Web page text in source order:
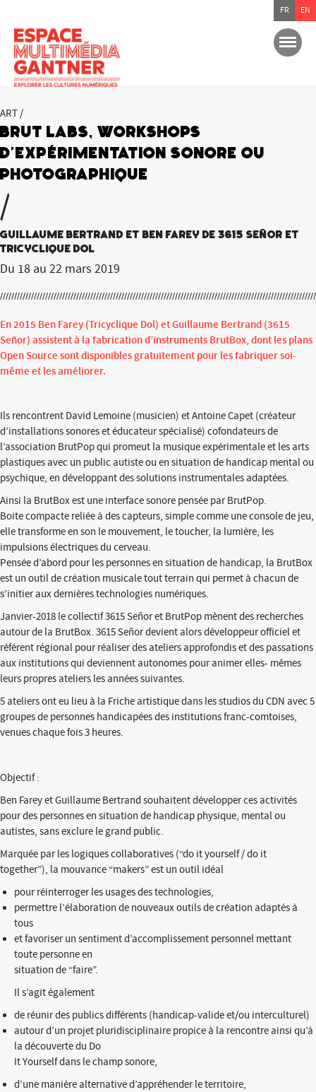
ART /
Brut Labs, Workshops
d’expérimentation sonore ou
photographique
/
Guillaume Bertrand et Ben farey de 3615 Señor et
Tricyclique Dol
Du 18 au 22 mars 2019
En 2015 Ben Farey (Tricyclique Dol) et Guillaume Bertrand (3615
Señor) assistent à la fabrication d’instruments BrutBox, dont les plans
Open Source sont disponibles gratuitement pour les fabriquer soi-
même et les améliorer.
Ils rencontrent David Lemoine (musicien) et Antoine Capet (créateur
d’installations sonores et éducateur spécialisé) cofondateurs de
l’association BrutPop qui promeut la musique expérimentale et les arts
plastiques avec un public autiste ou en situation de handicap mental ou
psychique, en développant des solutions instrumentales adaptées.
Ainsi la BrutBox est une interface sonore pensée par BrutPop.
Boite compacte reliée à des capteurs, simple comme une console de jeu,
elle transforme en son le mouvement, le toucher, la lumière, les
impulsions électriques du cerveau.
Pensée d’abord pour les personnes en situation de handicap, la BrutBox
est un outil de création musicale tout terrain qui permet à chacun de
s’initier aux dernières technologies numériques.
Janvier-2018 le collectif 3615 Señor et BrutPop mènent des recherches
autour de la BrutBox. 3615 Señor devient alors développeur officiel et
référent régional pour réaliser des ateliers approfondis et des passations
aux institutions qui deviennent autonomes pour animer elles- mêmes
leurs propres ateliers les années suivantes.
5 ateliers ont eu lieu à la Friche artistique dans les studios du CDN avec 5
groupes de personnes handicapées des institutions franc-comtoises,
venues chaque fois 3 heures.
Objectif :
Ben Farey et Guillaume Bertrand souhaitent développer ces activités
pour des personnes en situation de handicap physique, mental ou
autistes, sans exclure le grand public.
Marquée par les logiques collaboratives (“do it yourself / do it
together”), la mouvance “makers” est un outil idéal
pour réinterroger les usages des technologies,
permettre l’élaboration de nouveaux outils de création adaptés à
tous
et favoriser un sentiment d’accomplissement personnel mettant
toute personne en
situation de “faire”.
Il s’agit également
de réunir des publics différents (handicap-valide et/ou interculturel)
autour d’un projet pluridisciplinaire propice à la rencontre ainsi qu’à
la découverte du Do
It Yourself dans le champ sonore,
d’une manière alternative d’appréhender le territoire,
FR EN